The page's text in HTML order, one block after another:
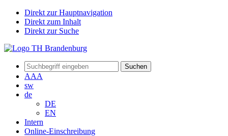
Direkt zur Hauptnavigation
Direkt zum Inhalt
Direkt zur Suche
Suchen
AAA
sw
de
DE
EN
Intern
Online-Einschreibung